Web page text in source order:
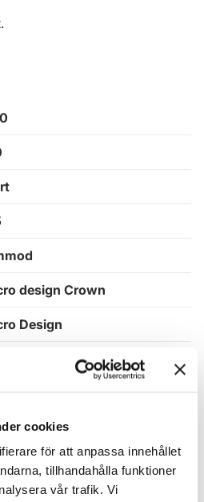
cookies
för att anpassa innehållet
tillhandahålla funktioner
vår trafik. Vi
design Crown
Design